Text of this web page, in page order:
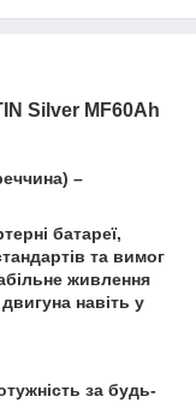
Silver MF60Ah
–
батареї,
та вимог
живлення
навіть у
за будь-